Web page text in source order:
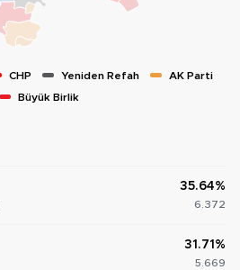
CHP Yeniden Refah
AK Parti
Büyük Birlik
35.64%
6.372
31.71%
5.669